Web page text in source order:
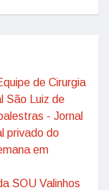
de Cirurgia
São Luiz de
- Jornal
privado do
em
SOU Valinhos